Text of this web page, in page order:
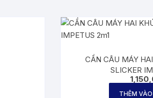
CẦN CÂU MÁY
SLICKER
THÊM